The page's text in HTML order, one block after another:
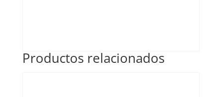
Productos relacionados